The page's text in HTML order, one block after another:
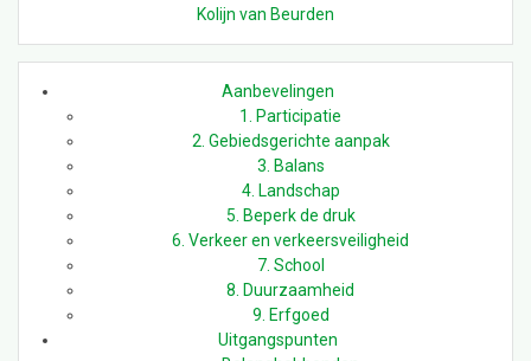
Kolijn van Beurden
Aanbevelingen
1. Participatie
2. Gebiedsgerichte aanpak
3. Balans
4. Landschap
5. Beperk de druk
6. Verkeer en verkeersveiligheid
7. School
8. Duurzaamheid
9. Erfgoed
Uitgangspunten